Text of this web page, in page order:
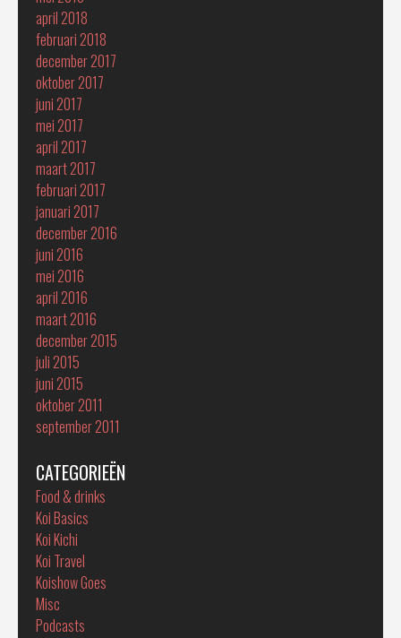
april 2018
februari 2018
december 2017
oktober 2017
juni 2017
mei 2017
april 2017
maart 2017
februari 2017
januari 2017
december 2016
juni 2016
mei 2016
april 2016
maart 2016
december 2015
juli 2015
juni 2015
oktober 2011
september 2011
CATEGORIEËN
Food & drinks
Koi Basics
Koi Kichi
Koi Travel
Koishow Goes
Misc
Podcasts